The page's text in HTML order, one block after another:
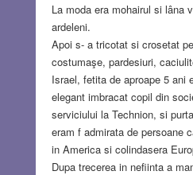
La moda era mohairul si lâna
ardeleni.
Apoi s- a tricotat si crosetat
costumaşe, pardesiuri,
Israel, fetita de aproape 5 ani
elegant imbracat copil din
serviciului la Technion, si
eram f admirata de persoane
in America si colindasera
Dupa trecerea in nefiinta a